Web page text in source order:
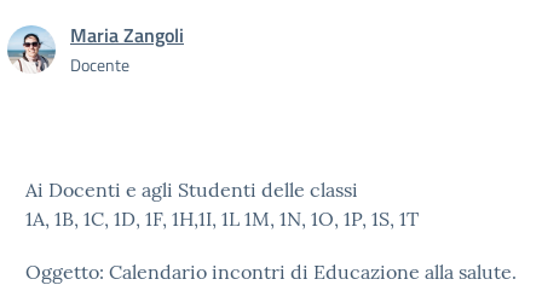
Maria Zangoli
Docente
Ai Docenti e agli Studenti delle classi
1A, 1B, 1C, 1D, 1F, 1H,1I, 1L 1M, 1N, 1O, 1P, 1S, 1T
Oggetto: Calendario incontri di Educazione alla salute.